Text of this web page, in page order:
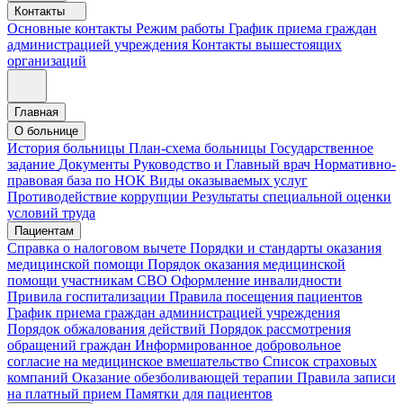
Контакты
Основные контакты Режим работы График приема граждан
администрацией учреждения Контакты вышестоящих
организаций
Главная
О больнице
История больницы План-схема больницы Государственное
задание Документы Руководство и Главный врач Нормативно-
правовая база по НОК Виды оказываемых услуг
Противодействие коррупции Результаты специальной оценки
условий труда
Пациентам
Справка о налоговом вычете Порядки и стандарты оказания
медицинской помощи Порядок оказания медицинской
помощи участникам СВО Оформление инвалидности
Привила госпитализации Правила посещения пациентов
График приема граждан администрацией учреждения
Порядок обжалования действий Порядок рассмотрения
обращений граждан Информированное добровольное
согласие на медицинское вмешательство Список страховых
компаний Оказание обезболивающей терапии Правила записи
на платный прием Памятки для пациентов